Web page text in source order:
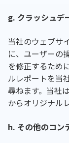
g. クラッシュデ
当社のウェブサ
に、ユーザーの
を修正するため
ルレポートを当
尋ねます。当社
からオリジナル
h. その他のコン